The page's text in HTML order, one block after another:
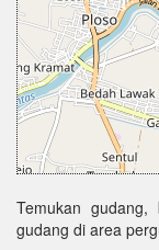
Temukan
gudang di area